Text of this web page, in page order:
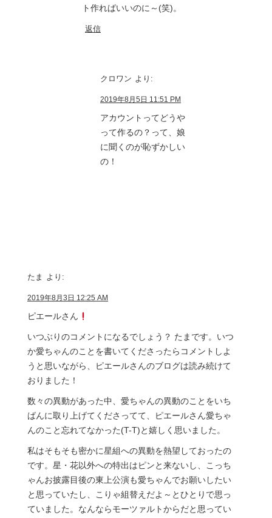
ト作ればいいのに～(笑)。
返信
クロワン より:
2019年8月5日 11:51 PM
アカウントってどうや
って作るの？って、娘
に聞くのが恥ずかしい
の！
たま より:
2019年8月3日 12:25 AM
ピエールさん
いつぶりのコメントになるでしょう？ たまです。いつ
か愛ちゃんのことを書いてくださったらコメントしよ
うと思いながら、ピエールさんのブログは読み続けて
おりました！
数々の異動があった中、愛ちゃんの異動のことをいち
ばんに取り上げてくださってて、ピエールさん愛ちゃ
んのこと忘れてなかった(T-T)と嬉しく思いました。
私はそもそも密かに星組への異動を熱望しておったの
です。星・花以外への特出はピンと来ないし、こっち
ゃんお披露目後の東上公演も愛ちゃんでお願いしたい
と思っていたし、こりゃ組替えだよ～とひとりで思っ
ていました。なんならモーツァルトからだと思ってい